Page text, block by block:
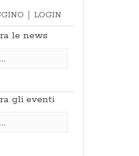
LOGIN
le news
gli eventi